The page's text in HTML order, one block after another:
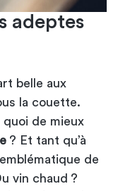
adeptes
belle aux
la couette.
quoi de mieux
? Et tant qu’à
de
vin chaud ?